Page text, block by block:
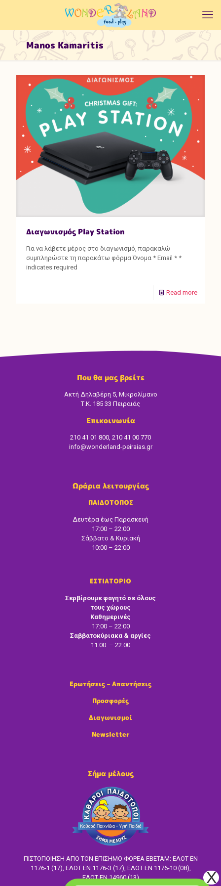
Manos Kamaritis
Διαγωνισμός Play Station
Για να λάβετε μέρος στο διαγωνισμό, παρακαλώ
συμπληρώστε τη παρακάτω φόρμα Όνομα * Email * *
indicates required
Read more
Που θα μας βρείτε
Ακτή Δηλαβέρη 5, Μικρολίμανο
Τ.Κ. 185 33 Πειραιάς
Επικοινωνία
210 41 01 800, 210 41 00 770
info@wonderland-peiraias.gr
Ωράρια λειτουργίας
ΠΑΙΔΟΤΟΠΟΣ
Δευτέρα έως Παρασκευή
17:00 – 22:00
Σάββατο & Κυριακή
10:00 – 22:00
ΕΣΤΙΑΤΟΡΙΟ
Σερβίρουμε φαγητό σε όλους
τους χώρους
Καθημερινές
17:00 – 22:00
Σαββατοκύριακα & αργίες
11:00 – 22:00
Ερωτήσεις – Απαντήσεις
Προσφορές
Διαγωνισμοί
Newsletter
Σήμα μέλους
ΠΙΣΤΟΠΟΙΗΣΗ ΑΠΟ ΤΟΝ ΕΠΙΣΗΜΟ ΦΟΡΕΑ ΕΒΕΤΑΜ: ΕΛΟΤ EN
1176-1 (17), ΕΛΟΤ ΕΝ 1176-3 (17), ΕΛΟΤ ΕΝ 1176-10 (08),
ΕΛΟΤ ΕΝ 14960 (13)